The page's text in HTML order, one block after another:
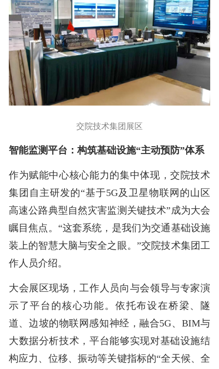
交院技术集团展区
智能监测平台：构筑基础设施“主动预防”体系
作为赋能中心核心能力的集中体现，交院技术
集团自主研发的“基于5G及卫星物联网的山区
高速公路典型自然灾害监测关键技术”成为大会
瞩目焦点。“这套系统，是我们为交通基础设施
装上的智慧大脑与安全之眼。”交院技术集团工
作人员介绍。
大会展区现场，工作人员向与会领导与专家演
示了平台的核心功能。依托布设在桥梁、隧
道、边坡的物联网感知神经，融合5G、BIM与
大数据分析技术，平台能够实现对基础设施结
构应力、位移、振动等关键指标的“全天候、全